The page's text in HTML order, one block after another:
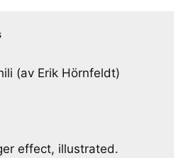
(av Erik Hörnfeldt)
effect, illustrated.